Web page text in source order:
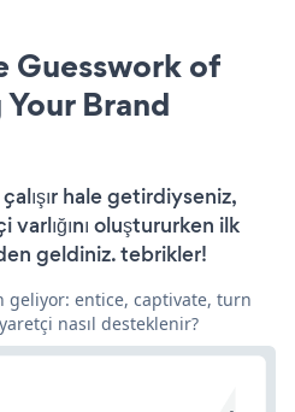
Guesswork of
Brand
hale getirdiyseniz,
oluştururken ilk
geldiniz. tebrikler!
geliyor: entice, captivate, turn
nasıl desteklenir?